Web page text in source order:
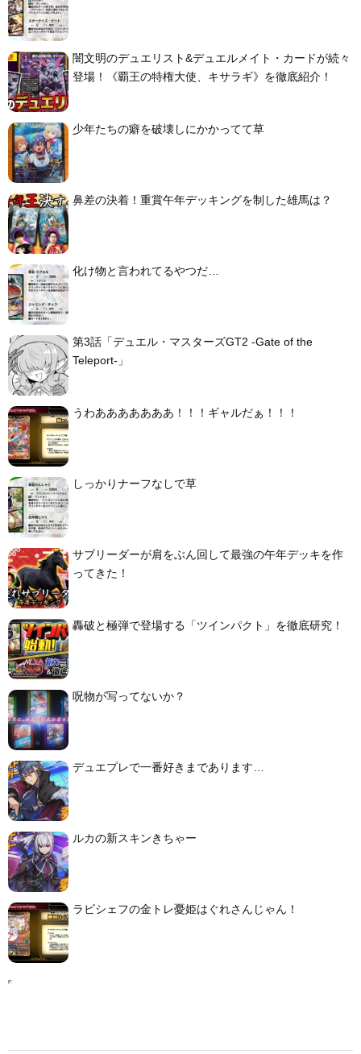
闇文明のデュエリスト&デュエルメイト・カードが続々
登場！《覇王の特権大使、キサラギ》を徹底紹介！
少年たちの癖を破壊しにかかってて草
鼻差の決着！重賞午年デッキングを制した雄馬は？
化け物と言われてるやつだ…
第3話「デュエル・マスターズGT2 -Gate of the
Teleport-」
うわあああああああ！！！ギャルだぁ！！！
しっかりナーフなしで草
サブリーダーが肩をぶん回して最強の午年デッキを作
ってきた！
轟破と極弾で登場する「ツインパクト」を徹底研究！
呪物が写ってないか？
デュエプレで一番好きまであります…
ルカの新スキンきちゃー
ラビシェフの金トレ憂姫はぐれさんじゃん！